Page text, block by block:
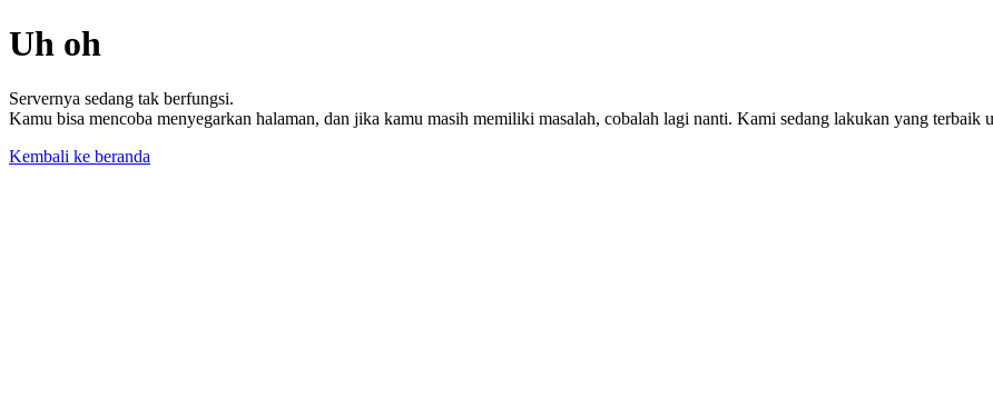
Uh oh
Servernya sedang tak berfungsi.
Kamu bisa mencoba menyegarkan halaman, dan jika kamu masih memiliki masalah, cobalah lagi nanti. Kami sedang lakukan yang terbaik
Kembali ke beranda